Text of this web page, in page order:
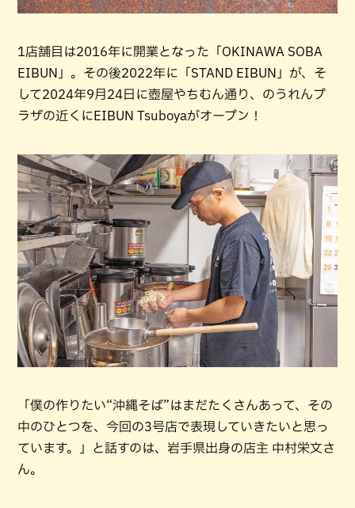
1店舗目は2016年に開業となった「OKINAWA SOBA
EIBUN」。その後2022年に「STAND EIBUN」が、そ
して2024年9月24日に壺屋やちむん通り、のうれんプ
ラザの近くにEIBUN Tsuboyaがオープン！
「僕の作りたい“沖縄そば”はまだたくさんあって、その
中のひとつを、今回の3号店で表現していきたいと思っ
ています。」と話すのは、岩手県出身の店主 中村栄文さ
ん。